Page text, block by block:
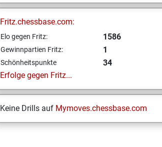
Fritz.chessbase.com:
Elo gegen Fritz: 1586
Gewinnpartien Fritz: 1
Schönheitspunkte
34
Erfolge gegen Fritz...
Keine Drills auf Mymoves.chessbase.com